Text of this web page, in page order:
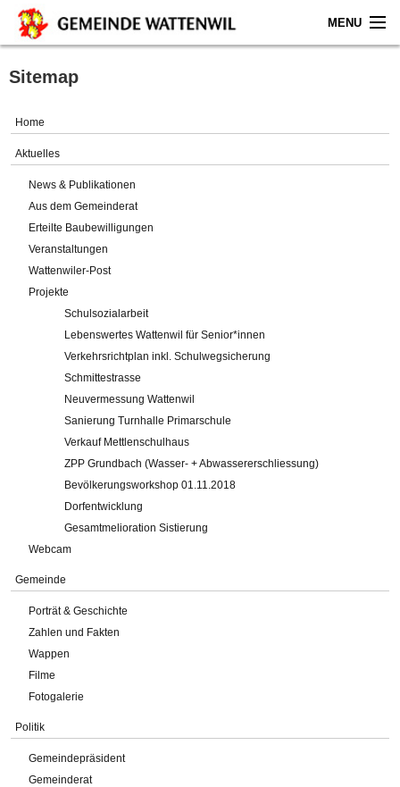
MENU
Home
Gemeinde
Verwaltung
Online-Service
Impressum
Sitemap
Home
Aktuelles
News & Publikationen
Aus dem Gemeinderat
Erteilte Baubewilligungen
Veranstaltungen
Wattenwiler-Post
Projekte
Schulsozialarbeit
Lebenswertes Wattenwil für Senior*innen
Verkehrsrichtplan inkl. Schulwegsicherung
Schmittestrasse
Neuvermessung Wattenwil
Sanierung Turnhalle Primarschule
Verkauf Mettlenschulhaus
ZPP Grundbach (Wasser- + Abwassererschliessung)
Bevölkerungsworkshop 01.11.2018
Dorfentwicklung
Gesamtmelioration Sistierung
Webcam
Gemeinde
Porträt & Geschichte
Zahlen und Fakten
Wappen
Filme
Fotogalerie
Politik
Gemeindepräsident
Gemeinderat